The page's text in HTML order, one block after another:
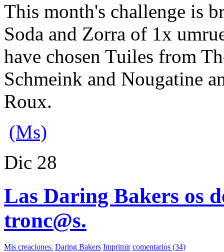
This month's challenge is
Soda and Zorra of 1x
have chosen Tuiles from
Schmeink and Nougatine
Roux.
(Ms)
Dic 28
Las Daring Bakers os
tronc@s.
Mis creaciones. Daring Bakers Imprimir comentarios (34)